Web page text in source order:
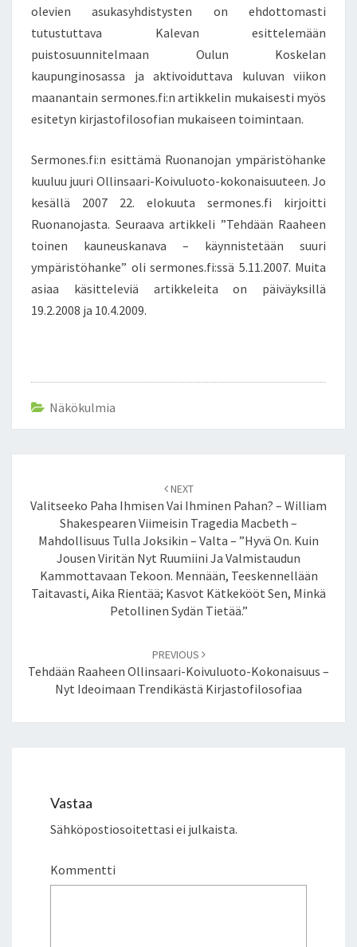
U
U
N
T
L
I
J
A
U
O
E
E
N
E
M
M
Ä
N
olevien asukasyhdistysten on ehdottomasti
tutustuttava Kalevan esittelemään
puistosuunnitelmaan Oulun Koskelan
kaupunginosassa ja aktivoiduttava kuluvan viikon
maanantain sermones.fi:n artikkelin mukaisesti myös
esitetyn kirjastofilosofian mukaiseen toimintaan.
Sermones.fi:n esittämä Ruonanojan ympäristöhanke
kuuluu juuri Ollinsaari-Koivuluoto-kokonaisuuteen. Jo
kesällä 2007 22. elokuuta sermones.fi kirjoitti
Ruonanojasta. Seuraava artikkeli ”Tehdään Raaheen
toinen kauneuskanava – käynnistetään suuri
ympäristöhanke” oli sermones.fi:ssä 5.11.2007. Muita
asiaa käsitteleviä artikkeleita on päiväyksillä
19.2.2008 ja 10.4.2009.
Näkökulmia
navigation
NEXT
Valitseeko Paha Ihmisen Vai Ihminen Pahan? – William
Shakespearen Viimeisin Tragedia Macbeth –
Mahdollisuus Tulla Joksikin – Valta – ”Hyvä On. Kuin
Jousen Viritän Nyt Ruumiini Ja Valmistaudun
Kammottavaan Tekoon. Mennään, Teeskennellään
Taitavasti, Aika Rientää; Kasvot Kätkekööt Sen, Minkä
Petollinen Sydän Tietää.”
PREVIOUS
Tehdään Raaheen Ollinsaari-Koivuluoto-Kokonaisuus –
Nyt Ideoimaan Trendikästä Kirjastofilosofiaa
Vastaa
Sähköpostiosoitettasi ei julkaista.
Kommentti